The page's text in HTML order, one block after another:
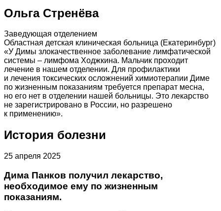
Ольга Стренёва
Заведующая отделением
Областная детская клиническая больница (Екатеринбург)
«У Димы злокачественное заболевание лимфатической
системы – лимфома Ходжкина. Мальчик проходит
лечение в нашем отделении. Для профилактики
и лечения токсических осложнений химиотерапии Диме
по жизненным показаниям требуется препарат месна,
но его нет в отделении нашей больницы. Это лекарство
не зарегистрировано в России, но разрешено
к применению».
История болезни
25 апреля 2025
Дима Панков получил лекарство,
необходимое ему по жизненным
показаниям.